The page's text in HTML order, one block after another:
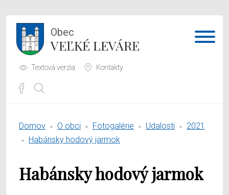
Obec
VEĽKÉ LEVÁRE
Textová verzia Kontakty
Samospráva
Domov O obci Fotogalérie Udalosti
2021
Habánsky hodový jarmok
Habánsky hodový jarmok